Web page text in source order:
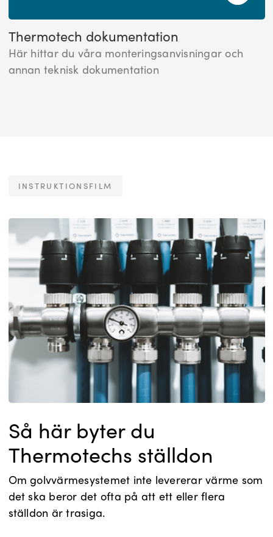
Thermotech dokumentation
Här hittar du våra monteringsanvisningar och
annan teknisk dokumentation
INSTRUKTIONSFILM
Så här byter du
Thermotechs ställdon
Om golvvärmesystemet inte levererar värme som
det ska beror det ofta på att ett eller flera
ställdon är trasiga.